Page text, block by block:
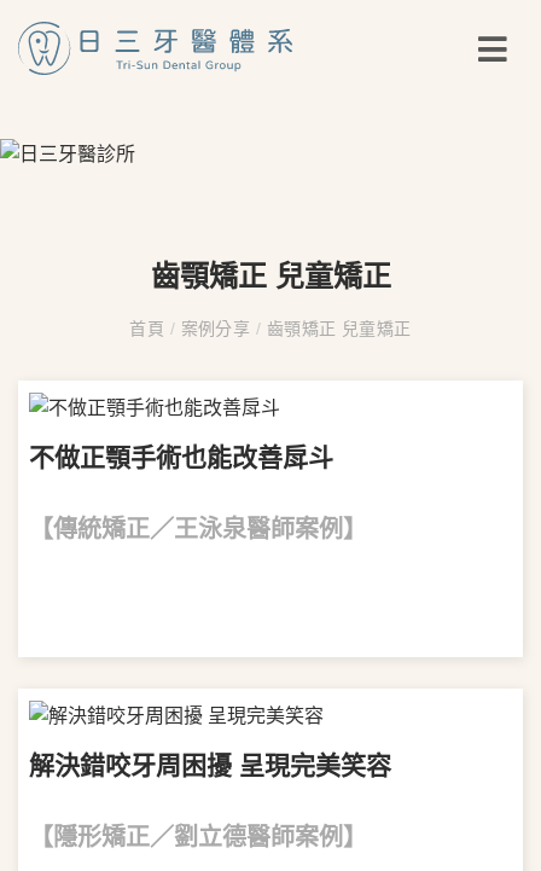
齒顎矯正 兒童矯正
首頁 / 案例分享 / 齒顎矯正 兒童矯正
不做正顎手術也能改善戽斗
【傳統矯正／王泳泉醫師案例】
解決錯咬牙周困擾 呈現完美笑容
【隱形矯正／劉立德醫師案例】